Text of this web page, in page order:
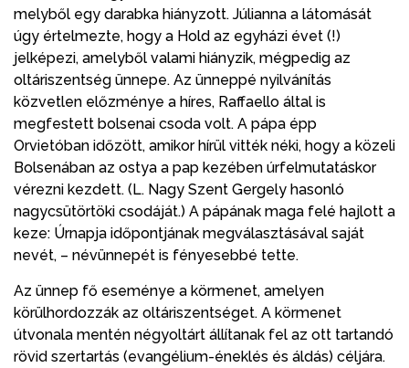
melyből egy darabka hiányzott. Júlianna a látomását
úgy értelmezte, hogy a Hold az egyházi évet (!)
jelképezi, amelyből valami hiányzik, mégpedig az
oltáriszentség ünnepe. Az ünneppé nyilvánítás
közvetlen előzménye a híres, Raffaello által is
megfestett bolsenai csoda volt. A pápa épp
Orvietóban időzött, amikor hírül vitték néki, hogy a közeli
Bolsenában az ostya a pap kezében úrfelmutatáskor
vérezni kezdett. (L. Nagy Szent Gergely hasonló
nagycsütörtöki csodáját.) A pápának maga felé hajlott a
keze: Úrnapja időpontjának megválasztásával saját
nevét, – névünnepét is fényesebbé tette.
Az ünnep fő eseménye a körmenet, amelyen
körülhordozzák az oltáriszentséget. A körmenet
útvonala mentén négyoltárt állítanak fel az ott tartandó
rövid szertartás (evangélium-éneklés és áldás) céljára.